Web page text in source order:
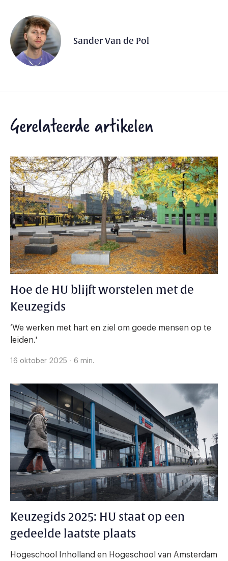
Sander Van de Pol
Gerelateerde artikelen
Hoe de HU blijft worstelen met de
Keuzegids
‘We werken met hart en ziel om goede mensen op te
leiden.'
16 oktober 2025 - 6 min.
Keuzegids 2025: HU staat op een
gedeelde laatste plaats
Hogeschool Inholland en Hogeschool van Amsterdam